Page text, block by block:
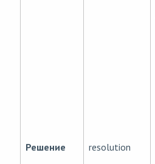
Решение resolution